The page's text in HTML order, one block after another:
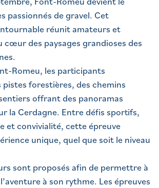
passionnés de gravel. Cet
réunit amateurs et
des paysages grandioses des
Romeu, les participants
forestières, des chemins
offrant des panoramas
la Cerdagne. Entre défis sportifs,
et convivialité, cette épreuve
unique, quel que soit le niveau
sont proposés afin de permettre à
à son rythme. Les épreuves